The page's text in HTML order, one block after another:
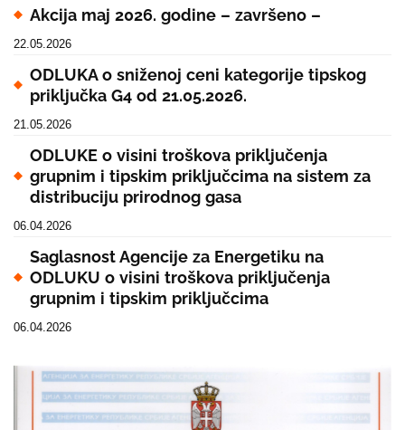
Akcija maj 2026. godine – završeno –
22.05.2026
ODLUKA o sniženoj ceni kategorije tipskog
priključka G4 od 21.05.2026.
21.05.2026
ODLUKE o visini troškova priključenja
grupnim i tipskim priključcima na sistem za
distribuciju prirodnog gasa
06.04.2026
Saglasnost Agencije za Energetiku na
ODLUKU o visini troškova priključenja
grupnim i tipskim priključcima
06.04.2026